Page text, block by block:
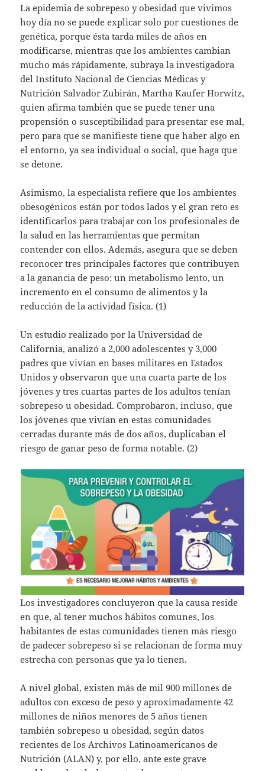
La epidemia de sobrepeso y obesidad que vivimos
hoy día no se puede explicar solo por cuestiones de
genética, porque ésta tarda miles de años en
modificarse, mientras que los ambientes cambian
mucho más rápidamente, subraya la investigadora
del Instituto Nacional de Ciencias Médicas y
Nutrición Salvador Zubirán, Martha Kaufer Horwitz,
quien afirma también que se puede tener una
propensión o susceptibilidad para presentar ese mal,
pero para que se manifieste tiene que haber algo en
el entorno, ya sea individual o social, que haga que
se detone.
Asimismo, la especialista refiere que los ambientes
obesogénicos están por todos lados y el gran reto es
identificarlos para trabajar con los profesionales de
la salud en las herramientas que permitan
contender con ellos. Además, asegura que se deben
reconocer tres principales factores que contribuyen
a la ganancia de peso: un metabolismo lento, un
incremento en el consumo de alimentos y la
reducción de la actividad física. (1)
Un estudio realizado por la Universidad de
California, analizó a 2,000 adolescentes y 3,000
padres que vivían en bases militares en Estados
Unidos y observaron que una cuarta parte de los
jóvenes y tres cuartas partes de los adultos tenían
sobrepeso u obesidad. Comprobaron, incluso, que
los jóvenes que vivían en estas comunidades
cerradas durante más de dos años, duplicaban el
riesgo de ganar peso de forma notable. (2)
Los investigadores concluyeron que la causa reside
en que, al tener muchos hábitos comunes, los
habitantes de estas comunidades tienen más riesgo
de padecer sobrepeso si se relacionan de forma muy
estrecha con personas que ya lo tienen.
A nivel global, existen más de mil 900 millones de
adultos con exceso de peso y aproximadamente 42
millones de niños menores de 5 años tienen
también sobrepeso u obesidad, según datos
recientes de los Archivos Latinoamericanos de
Nutrición (ALAN) y, por ello, ante este grave